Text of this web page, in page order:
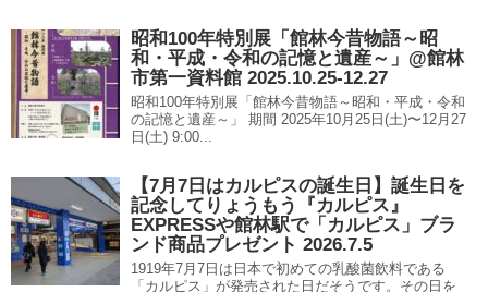
昭和100年特別展「館林今昔物語～昭
和・平成・令和の記憶と遺産～」@館林
市第一資料館 2025.10.25-12.27
昭和100年特別展「館林今昔物語～昭和・平成・令和
の記憶と遺産～」 期間 2025年10月25日(土)〜12月27
日(土) 9:00...
【7月7日はカルピスの誕生日】誕生日を
記念してりょうもう『カルピス』
EXPRESSや館林駅で「カルピス」ブラ
ンド商品プレゼント 2026.7.5
1919年7月7日は日本で初めての乳酸菌飲料である
「カルピス」が発売された日だそうです。その日を